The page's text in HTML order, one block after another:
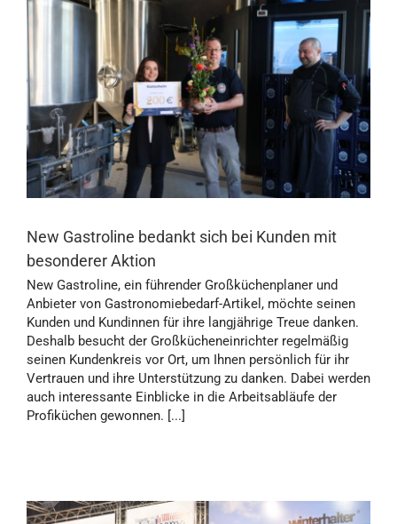
New Gastroline bedankt sich bei Kunden mit
besonderer Aktion
New Gastroline, ein führender Großküchenplaner und
Anbieter von Gastronomiebedarf-Artikel, möchte seinen
Kunden und Kundinnen für ihre langjährige Treue danken.
Deshalb besucht der Großkücheneinrichter regelmäßig
seinen Kundenkreis vor Ort, um Ihnen persönlich für ihr
Vertrauen und ihre Unterstützung zu danken. Dabei werden
auch interessante Einblicke in die Arbeitsabläufe der
Profiküchen gewonnen. [...]